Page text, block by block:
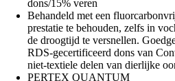
dons/15% veren
Behandeld met een
prestatie te behouden, zelfs in
de droogtijd te versnellen.
RDS-gecertificeerd dons van
niet-textiele delen van dierlijke
PERTEX QUANTUM